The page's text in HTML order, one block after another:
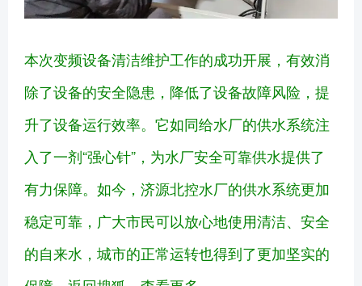
本次变频设备清洁维护工作的成功开展，有效消
除了设备的安全隐患，降低了设备故障风险，提
升了设备运行效率。它如同给水厂的供水系统注
入了一剂“强心针”，为水厂安全可靠供水提供了
有力保障。如今，济源北控水厂的供水系统更加
稳定可靠，广大市民可以放心地使用清洁、安全
的自来水，城市的正常运转也得到了更加坚实的